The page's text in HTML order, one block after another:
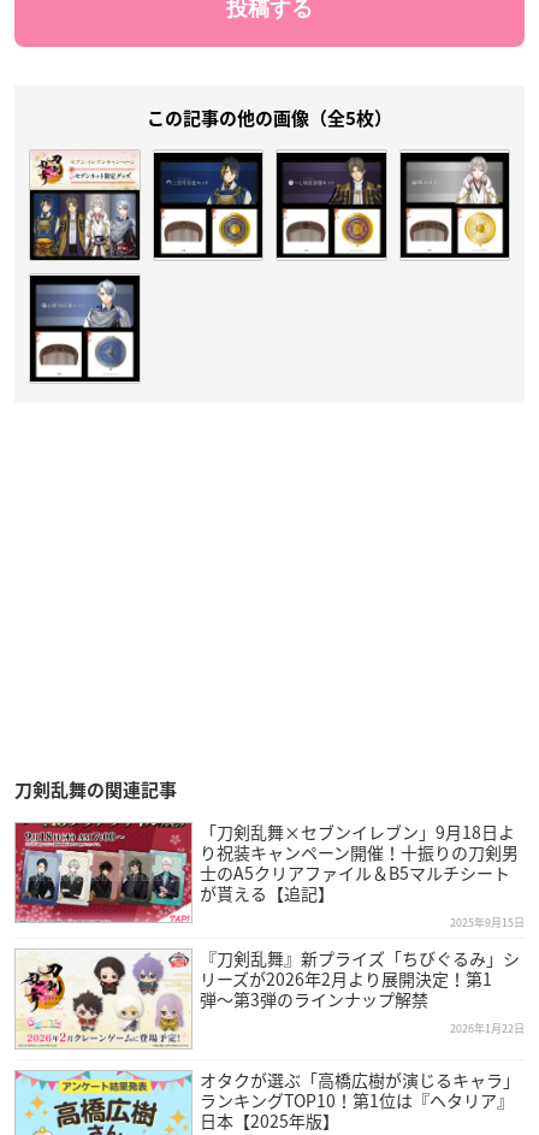
この記事の他の画像（全5枚）
刀剣乱舞の関連記事
「刀剣乱舞×セブンイレブン」9月18日よ
り祝装キャンペーン開催！十振りの刀剣男
士のA5クリアファイル＆B5マルチシート
が貰える【追記】
2025年9月15日
『刀剣乱舞』新プライズ「ちびぐるみ」シ
リーズが2026年2月より展開決定！第1
弾〜第3弾のラインナップ解禁
2026年1月22日
オタクが選ぶ「高橋広樹が演じるキャラ」
ランキングTOP10！第1位は『ヘタリア』
日本【2025年版】